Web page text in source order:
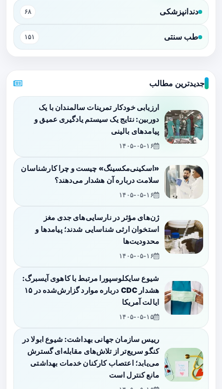
دندانپزشکی ۶۸
طب سنتی ۱۵۱
جدیدترین مطالب
ارزیابی خودکار تمرینات سالمندان با یک
دوربین: نتایج یک سیستم یادگیری عمیق و
پیامدهای بالینی
۱۴۰۵-۰۵-۱۶
«اسکینی‌مکسینگ» چیست و چرا کارشناسان
سلامت درباره آن هشدار می‌دهند؟
۱۴۰۵-۰۵-۱۶
ژن‌های مؤثر در نارسایی‌های جدی مغز
استخوان ارثی شناسایی شدند؛ پیامدها و
محدودیت‌ها
۱۴۰۵-۰۵-۱۶
شیوع سایکلوسپورا مرتبط با کاهوی آیسبرگ:
هشدار CDC درباره موارد گزارش‌شده در ۱۵
ایالت آمریکا
۱۴۰۵-۰۵-۱۵
رییس سازمان جهانی بهداشت: شیوع ابولا در
کنگو سریع‌تر از تلاش‌های مقابله‌ای گسترش
می‌یابد؛ اعتصاب کارکنان خدمات بهداشتی
مانع کنترل است